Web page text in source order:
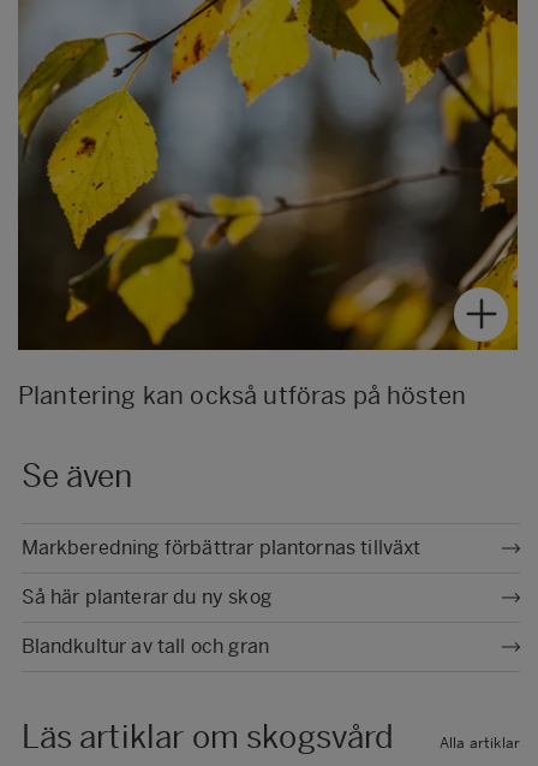
Plantering kan också utföras på hösten
Se även
Markberedning förbättrar plantornas tillväxt
Så här planterar du ny skog
Blandkultur av tall och gran
Läs artiklar om skogsvård Alla artiklar